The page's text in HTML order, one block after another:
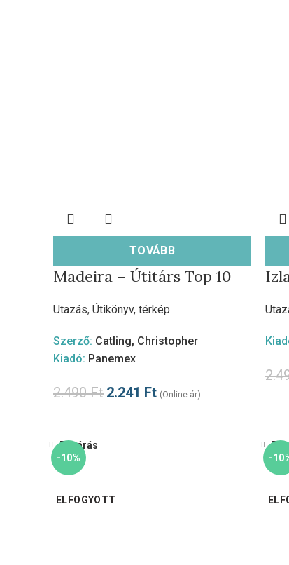
TOVÁBB
Madeira – Útitárs Top 10
Utazás, Útikönyv, térkép
Szerző: Catling, Christopher
Kiadó: Panemex
2.490Ft 2.241 Ft (Online ár)
-10%
ELFOGYOTT
Bezárás
-